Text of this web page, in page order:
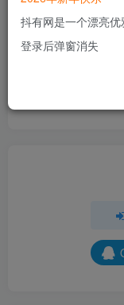
抖有网是一个漂亮
登录后弹窗消失